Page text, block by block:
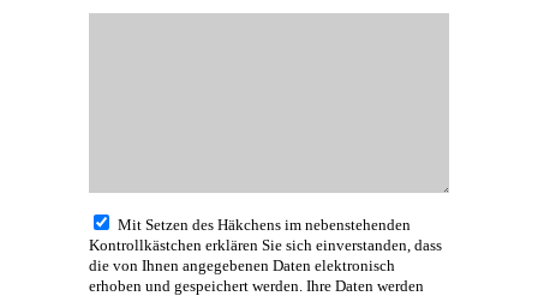
Mit Setzen des Häkchens im nebenstehenden
Kontrollkästchen erklären Sie sich einverstanden, dass
die von Ihnen angegebenen Daten elektronisch
erhoben und gespeichert werden. Ihre Daten werden